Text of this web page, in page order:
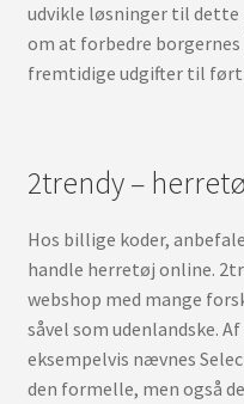
udvikle løsninger til dette
om at forbedre
fremtidige udgifter til
2trendy –
Hos billige koder,
handle herretøj online.
webshop med mange
såvel som udenlandske.
eksempelvis nævnes
den formelle, men også